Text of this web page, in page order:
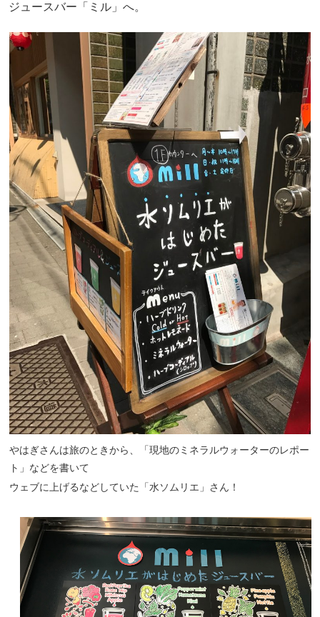
ジュースバー「ミル」へ。
やはぎさんは旅のときから、「現地のミネラルウォーターのレポー
ト」などを書いて
ウェブに上げるなどしていた「水ソムリエ」さん！